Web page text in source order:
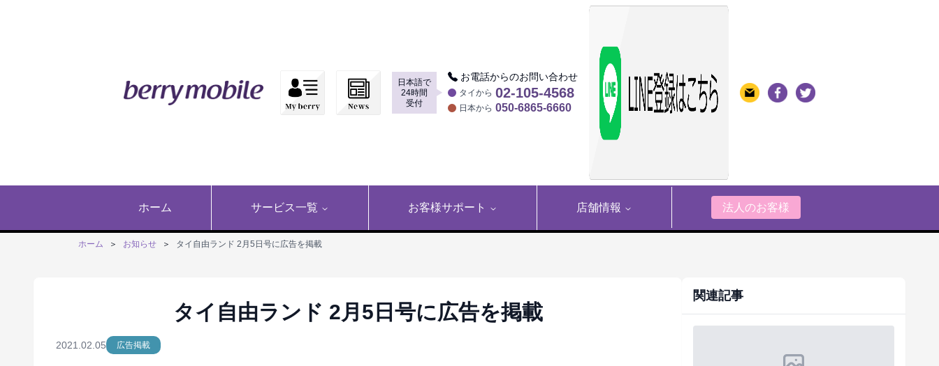
日本語で
24時間
受付
▶
お電話からのお問い合わせ
タイから 02-105-4568
日本から 050-6865-6660
ホーム サービス一覧 お客様サポート 店舗情報 法人のお客様
ホーム ＞ お知らせ ＞ タイ自由ランド 2月5日号に広告を掲載
タイ自由ランド 2月5日号に広告を掲載
2021.02.05 広告掲載
関連記事